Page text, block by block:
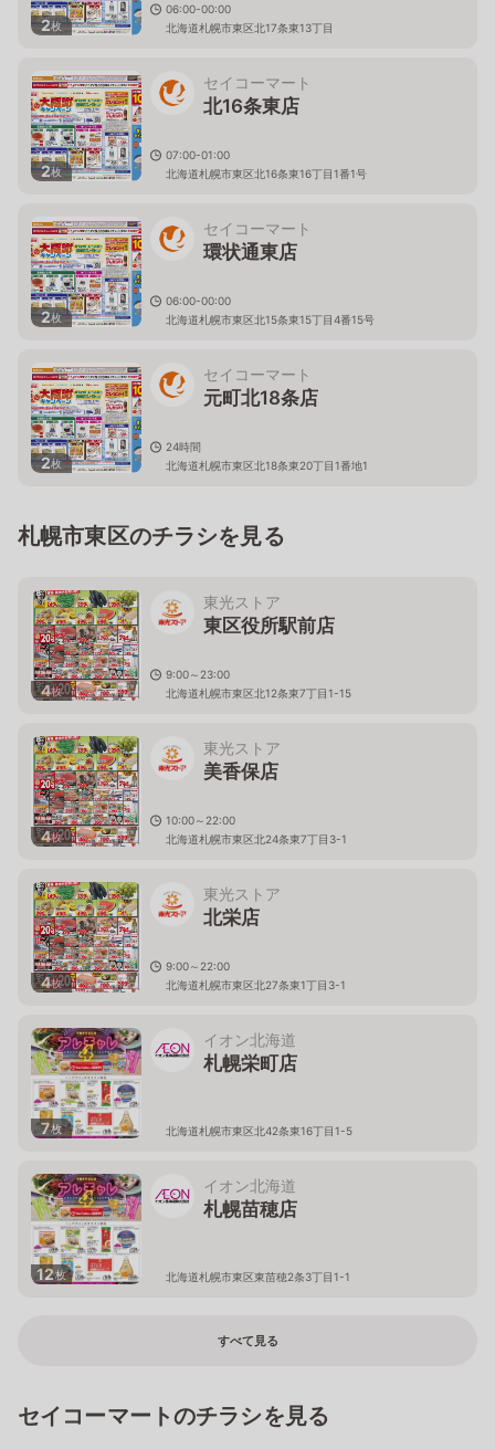
2枚
06:00-00:00
北海道札幌市東区北17条東13丁目
2枚
セイコーマート
北16条東店
07:00-01:00
北海道札幌市東区北16条東16丁目1番1号
2枚
セイコーマート
環状通東店
06:00-00:00
北海道札幌市東区北15条東15丁目4番15号
2枚
セイコーマート
元町北18条店
24時間
北海道札幌市東区北18条東20丁目1番地1
札幌市東区のチラシを見る
4枚
東光ストア
東区役所駅前店
9:00～23:00
北海道札幌市東区北12条東7丁目1-15
4枚
東光ストア
美香保店
10:00～22:00
北海道札幌市東区北24条東7丁目3-1
4枚
東光ストア
北栄店
9:00～22:00
北海道札幌市東区北27条東1丁目3-1
7枚
イオン北海道
札幌栄町店
北海道札幌市東区北42条東16丁目1-5
12枚
イオン北海道
札幌苗穂店
北海道札幌市東区東苗穂2条3丁目1-1
すべて見る
セイコーマートのチラシを見る